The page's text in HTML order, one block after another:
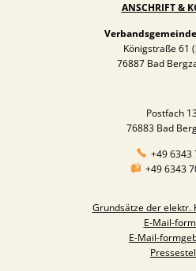
ANSCHRIFT &
Königstraße 61
76887 Bad
Postfach
76883 Bad
+49 6343
+49 6343
Grundsätze der elektr.
E-Mail-
E-Mail-